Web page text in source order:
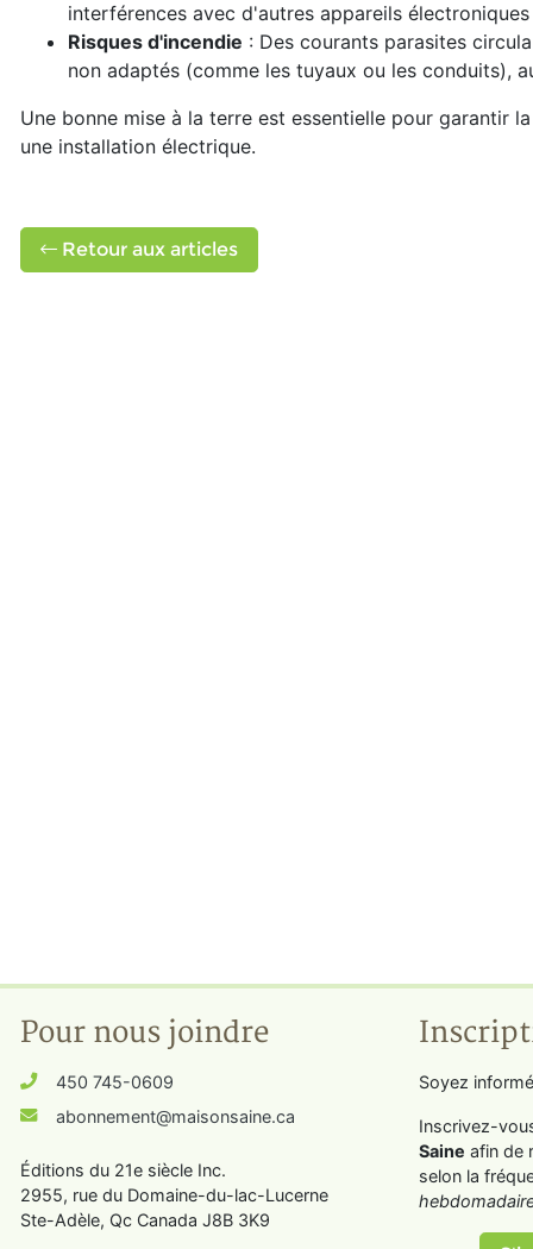
interférences avec d'autres appareils
Risques d'incendie : Des courants parasites
non adaptés (comme les tuyaux ou les conduits),
Une bonne mise à la terre est essentielle pour garantir
une installation électrique.
Retour aux articles
Pour nous joindre
450 745-0609
abonnement@maisonsaine.ca
Éditions du 21e siècle Inc.
2955, rue du Domaine-du-lac-Lucerne
Ste-Adèle, Qc Canada J8B 3K9
Soyez
Inscrivez-
Saine afin de
selon la